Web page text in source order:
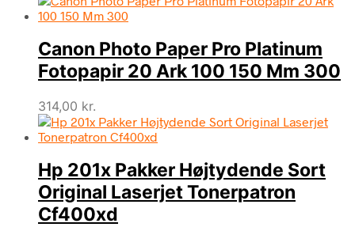
Canon Photo Paper Pro Platinum
Fotopapir 20 Ark 100 150 Mm 300
314,00 kr.
Hp 201x Pakker Højtydende Sort
Original Laserjet Tonerpatron
Cf400xd